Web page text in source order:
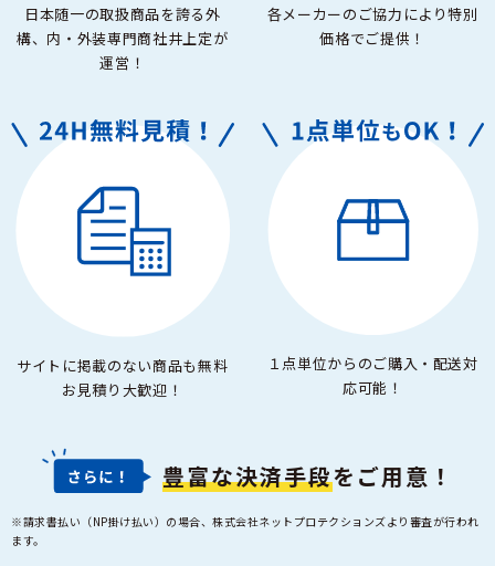
日本随一の取扱商品を誇る外
構、内・外装専門商社井上定が
運営！
各メーカーのご協力により特別
価格でご提供！
サイトに掲載のない商品も無料
お見積り大歓迎！
１点単位からのご購入・配送対
応可能！
豊富な決済手段をご用意！
※請求書払い（NP掛け払い）の場合、株式会社ネットプロテクションズより審査が行われ
ます。